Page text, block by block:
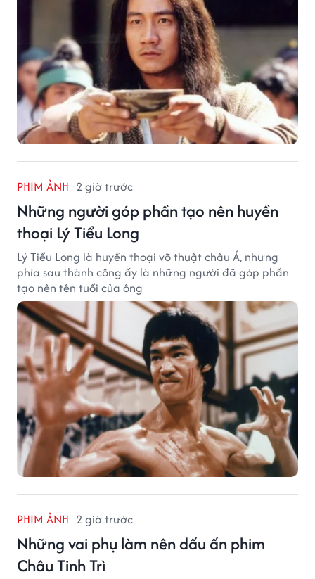
PHIM ẢNH 2 giờ trước
Những người góp phần tạo nên huyền
thoại Lý Tiểu Long
Lý Tiểu Long là huyền thoại võ thuật châu Á, nhưng
phía sau thành công ấy là những người đã góp phần
tạo nên tên tuổi của ông
PHIM ẢNH 2 giờ trước
Những vai phụ làm nên dấu ấn phim
Châu Tinh Trì